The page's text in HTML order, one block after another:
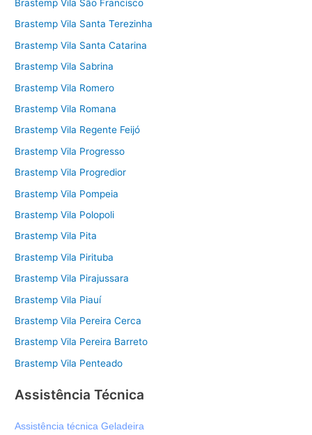
Brastemp Vila São Francisco
Brastemp Vila Santa Terezinha
Brastemp Vila Santa Catarina
Brastemp Vila Sabrina
Brastemp Vila Romero
Brastemp Vila Romana
Brastemp Vila Regente Feijó
Brastemp Vila Progresso
Brastemp Vila Progredior
Brastemp Vila Pompeia
Brastemp Vila Polopoli
Brastemp Vila Pita
Brastemp Vila Pirituba
Brastemp Vila Pirajussara
Brastemp Vila Piauí
Brastemp Vila Pereira Cerca
Brastemp Vila Pereira Barreto
Brastemp Vila Penteado
Assistência Técnica
Assistência técnica Geladeira